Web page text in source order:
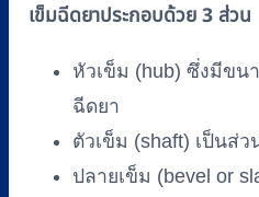
เข็มฉีดยาประกอบด้วย 3 ส่วน
หัวเข็ม (hub) ซึ่งมีขน
ฉีดยา
ตัวเข็ม (shaft) เป็นส่
ปลายเข็ม (bevel or